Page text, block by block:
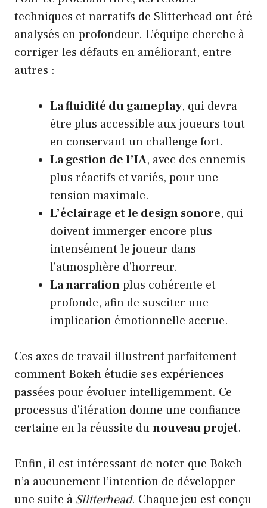
techniques et narratifs de Slitterhead ont été
analysés en profondeur. L’équipe cherche à
corriger les défauts en améliorant, entre
autres :
La fluidité du gameplay, qui devra
être plus accessible aux joueurs tout
en conservant un challenge fort.
La gestion de l’IA, avec des ennemis
plus réactifs et variés, pour une
tension maximale.
L’éclairage et le design sonore, qui
doivent immerger encore plus
intensément le joueur dans
l’atmosphère d’horreur.
La narrationplus cohérente et
profonde, afin de susciter une
implication émotionnelle accrue.
Ces axes de travail illustrent parfaitement
comment Bokeh étudie ses expériences
passées pour évoluer intelligemment. Ce
processus d’itération donne une confiance
certaine en la réussite dunouveau projet.
Enfin, il est intéressant de noter que Bokeh
n’a aucunement l’intention de développer
une suite à Slitterhead. Chaque jeu est conçu